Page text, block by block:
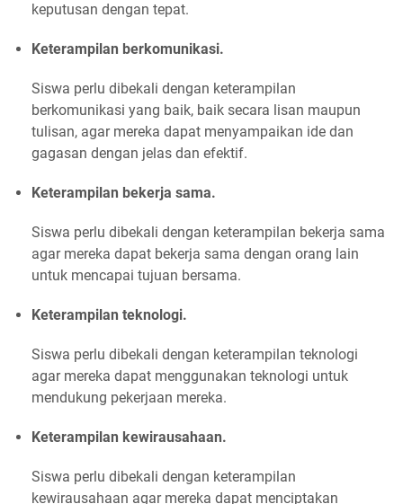
keputusan dengan tepat.
Keterampilan berkomunikasi.
Siswa perlu dibekali dengan keterampilan
berkomunikasi yang baik, baik secara lisan maupun
tulisan, agar mereka dapat menyampaikan ide dan
gagasan dengan jelas dan efektif.
Keterampilan bekerja sama.
Siswa perlu dibekali dengan keterampilan bekerja sama
agar mereka dapat bekerja sama dengan orang lain
untuk mencapai tujuan bersama.
Keterampilan teknologi.
Siswa perlu dibekali dengan keterampilan teknologi
agar mereka dapat menggunakan teknologi untuk
mendukung pekerjaan mereka.
Keterampilan kewirausahaan.
Siswa perlu dibekali dengan keterampilan
kewirausahaan agar mereka dapat menciptakan